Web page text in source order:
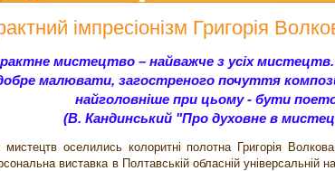
імпресіонізм Григорія
мистецтво – найважче з усіх мистецтв.
малювати, загостреного почуття
найголовніше при цьому - бути
(В. Кандинський "Про духовне в
мистецтв оселились колоритні полотна Григорія
виставка в Полтавській обласній універсальній